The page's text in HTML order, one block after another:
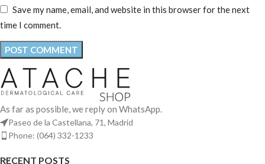
Save my name, email, and website in this browser for the next
time I comment.
As far as possible, we reply on WhatsApp.
Paseo de la Castellana, 71, Madrid
Phone: (064) 332-1233
RECENT POSTS